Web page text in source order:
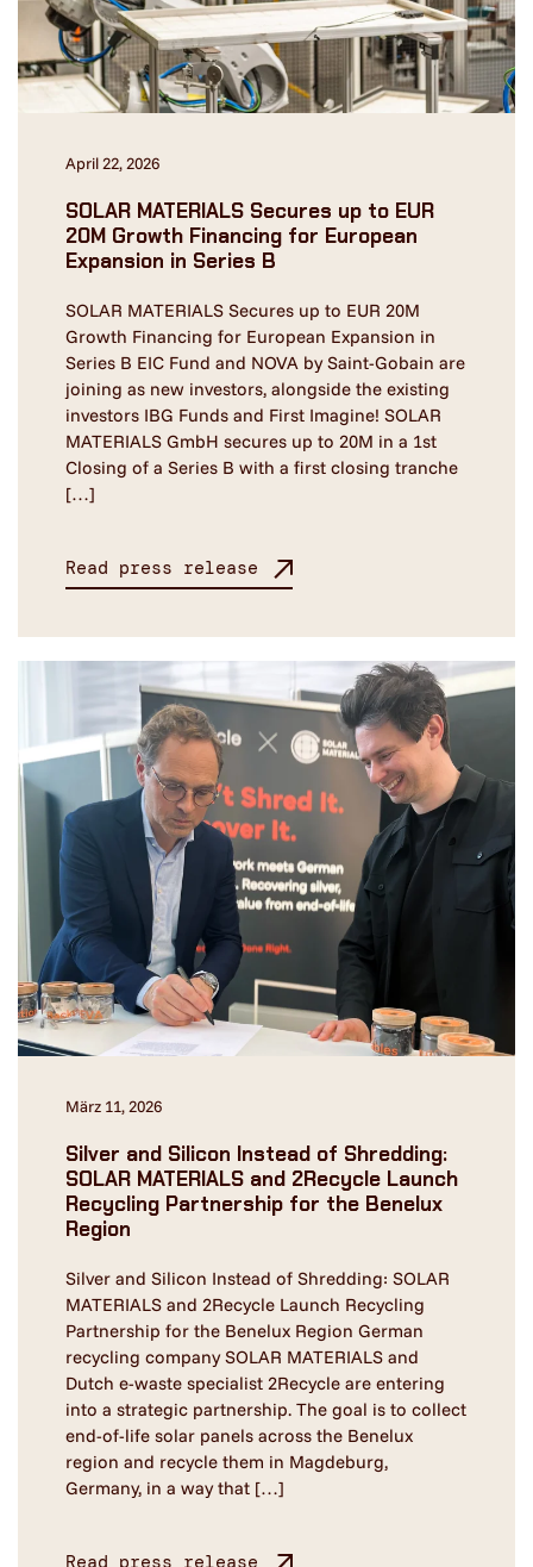
April 22, 2026
SOLAR MATERIALS Secures up to EUR
20M Growth Financing for European
Expansion in Series B
SOLAR MATERIALS Secures up to EUR 20M
Growth Financing for European Expansion in
Series B EIC Fund and NOVA by Saint-Gobain are
joining as new investors, alongside the existing
investors IBG Funds and First Imagine! SOLAR
MATERIALS GmbH secures up to 20M in a 1st
Closing of a Series B with a first closing tranche
[…]
Read press release
März 11, 2026
Silver and Silicon Instead of Shredding:
SOLAR MATERIALS and 2Recycle Launch
Recycling Partnership for the Benelux
Region
Silver and Silicon Instead of Shredding: SOLAR
MATERIALS and 2Recycle Launch Recycling
Partnership for the Benelux Region German
recycling company SOLAR MATERIALS and
Dutch e-waste specialist 2Recycle are entering
into a strategic partnership. The goal is to collect
end-of-life solar panels across the Benelux
region and recycle them in Magdeburg,
Germany, in a way that […]
Read press release